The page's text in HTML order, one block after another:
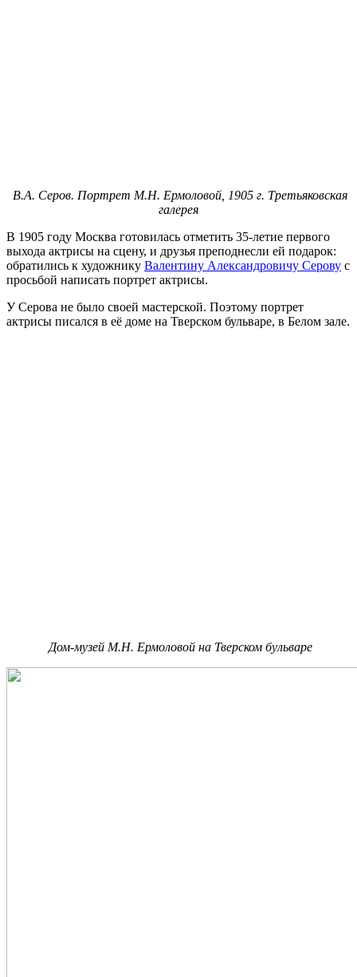
В.А. Серов. Портрет М.Н. Ермоловой, 1905 г. Третьяковская
галерея
В 1905 году Москва готовилась отметить 35-летие первого
выхода актрисы на сцену, и друзья преподнесли ей подарок:
обратились к художнику Валентину Александровичу Серову с
просьбой написать портрет актрисы.
У Серова не было своей мастерской. Поэтому портрет
актрисы писался в её доме на Тверском бульваре, в Белом зале.
Дом-музей М.Н. Ермоловой на Тверском бульваре